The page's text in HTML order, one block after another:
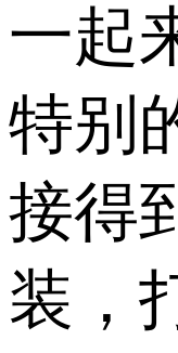
一起
特别
接得
装，